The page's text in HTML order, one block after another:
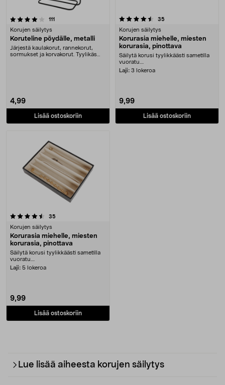
111
Korujen säilytys
Koruteline pöydälle, metalli
Järjestä kaulakorut, rannekorut,
sormukset ja korvakorut. Tyylikäs
4,99
Lisää ostoskoriin
4.5 viidestä tähdestä 35
Korujen säilytys
Korurasia miehelle, miesten
korurasia, pinottava
Säilytä korusi tyylikkäästi sametilla
vuoratu....
Laji: 3 lokeroa
9,99
Lisää ostoskoriin
35
Korujen säilytys
Korurasia miehelle, miesten
korurasia, pinottava
Säilytä korusi tyylikkäästi sametilla
vuoratu....
Laji: 5 lokeroa
9,99
Lisää ostoskoriin
Lue lisää aiheesta korujen säilytys